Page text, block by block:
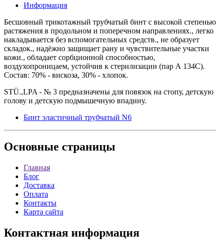
Информация
Бесшовный трикотажный трубчатый бинт с высокой степенью
растяжения в продольном и поперечном направлениях., легко
накладывается без вспомогательных средств., не образует
складок., надёжно защищает рану и чувствительные участки
кожи., обладает сорбционной способностью,
воздухопроницаем, устойчив к стерилизации (пар А 134С).
Состав: 70% - вискоза, 30% - хлопок.
STÜ.,LPA - № 3 предназначены для повязок на стопу, детскую
голову и детскую подмышечную впадину.
Бинт эластичный трубчатый N6
Основные страницы
Главная
Блог
Доставка
Оплата
Контакты
Карта сайта
Контактная информация